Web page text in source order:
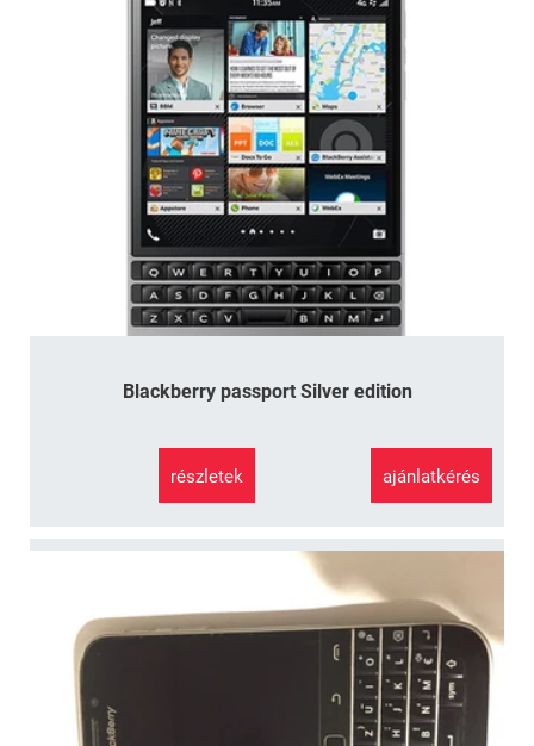
Blackberry passport Silver edition
részletek ajánlatkérés